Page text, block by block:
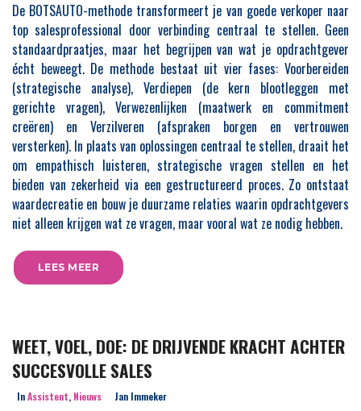
De BOTSAUTO-methode transformeert je van goede verkoper naar
top salesprofessional door verbinding centraal te stellen. Geen
standaardpraatjes, maar het begrijpen van wat je opdrachtgever
écht beweegt. De methode bestaat uit vier fases: Voorbereiden
(strategische analyse), Verdiepen (de kern blootleggen met
gerichte vragen), Verwezenlijken (maatwerk en commitment
creëren) en Verzilveren (afspraken borgen en vertrouwen
versterken). In plaats van oplossingen centraal te stellen, draait het
om empathisch luisteren, strategische vragen stellen en het
bieden van zekerheid via een gestructureerd proces. Zo ontstaat
waardecreatie en bouw je duurzame relaties waarin opdrachtgevers
niet alleen krijgen wat ze vragen, maar vooral wat ze nodig hebben.
LEES MEER
WEET, VOEL, DOE: DE DRIJVENDE KRACHT ACHTER
SUCCESVOLLE SALES
InAssistent, Nieuws
Jan Immeker